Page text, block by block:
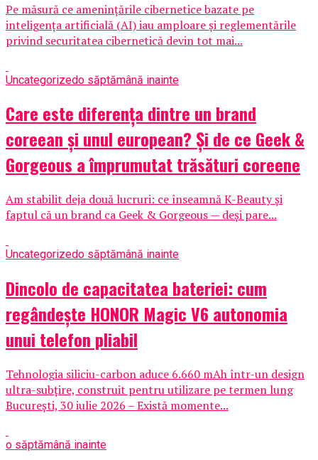
Pe măsură ce amenințările cibernetice bazate pe
inteligența artificială (AI) iau amploare și reglementările
privind securitatea cibernetică devin tot mai...
Uncategorizedo săptămână inainte
Care este diferența dintre un brand
coreean și unul european? Și de ce Geek &
Gorgeous a împrumutat trăsături coreene
Am stabilit deja două lucruri: ce înseamnă K-Beauty și
faptul că un brand ca Geek & Gorgeous — deși pare...
Uncategorizedo săptămână inainte
Dincolo de capacitatea bateriei: cum
regândește HONOR Magic V6 autonomia
unui telefon pliabil
Tehnologia siliciu-carbon aduce 6.660 mAh într-un design
ultra-subțire, construit pentru utilizare pe termen lung
București, 30 iulie 2026 – Există momente...
o săptămână inainte